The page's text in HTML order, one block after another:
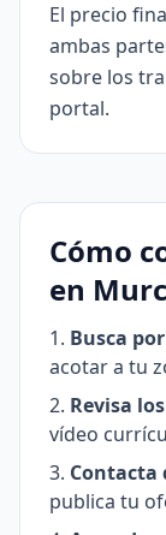
El precio
ambas
sobre los
portal.
Cómo
en
Busca
acotar a tu
Revisa
vídeo
Contacta
publica tu